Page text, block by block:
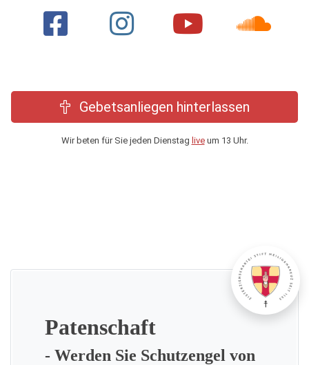
Gebetsanliegen hinterlassen
Wir beten für Sie jeden Dienstag liveum 13 Uhr.
Patenschaft
- Werden Sie Schutzengel von